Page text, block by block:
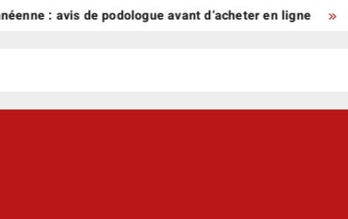
: avis de podologue avant d’acheter en ligne